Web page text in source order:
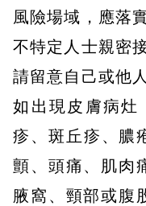
風險場域，應落
不特定人士親密
請留意自己或他
如出現皮膚病灶
疹、斑丘疹、膿
顫、頭痛、肌肉
腋窩、頸部或腹